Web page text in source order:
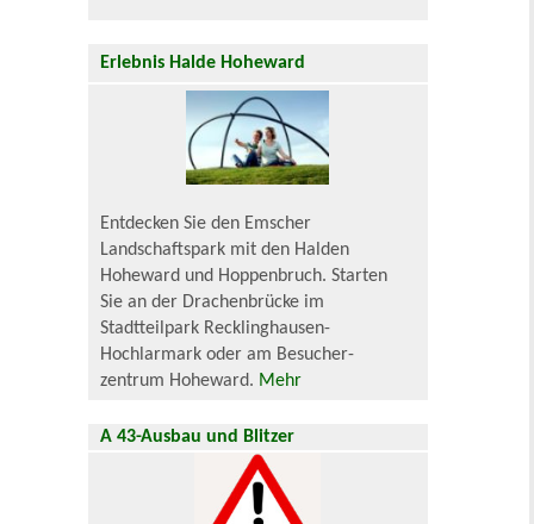
Erlebnis Halde Hoheward
Entdecken Sie den Emscher
Landschaftspark mit den Halden
Hoheward und Hoppenbruch. Starten
Sie an der Drachenbrücke im
Stadtteilpark Recklinghausen-
Hochlarmark oder am Besucher-
zentrum Hoheward. Mehr
A 43-Ausbau und Blitzer